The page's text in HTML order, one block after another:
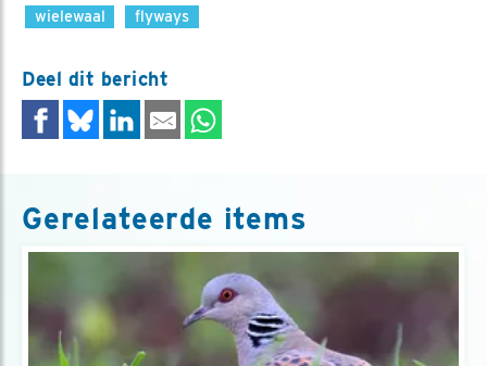
wielewaal
flyways
Deel dit bericht
Gerelateerde items